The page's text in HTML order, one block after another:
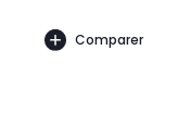
Comparer